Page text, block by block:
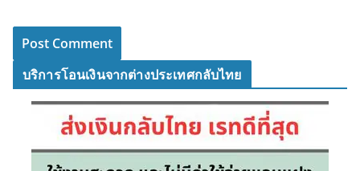
บริการโอนเงินจากต่างประเทศกลับไทย